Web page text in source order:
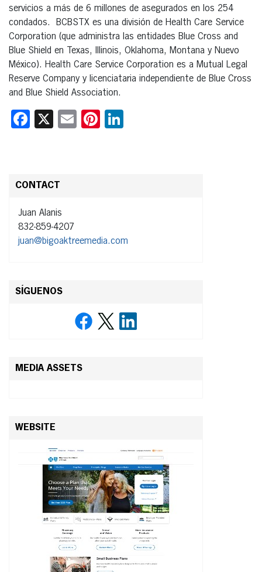
servicios a más de 6 millones de asegurados en los 254
condados. BCBSTX es una división de Health Care Service
Corporation (que administra las entidades Blue Cross and
Blue Shield en Texas, Illinois, Oklahoma, Montana y Nuevo
México). Health Care Service Corporation es a Mutual Legal
Reserve Company y licenciataria independiente de Blue Cross
and Blue Shield Association.
Facebook
X EmailPinterest
CONTACT
Juan Alanis
832-859-4207
juan@bigoaktreemedia.com
SÍGUENOS
MEDIA ASSETS
WEBSITE